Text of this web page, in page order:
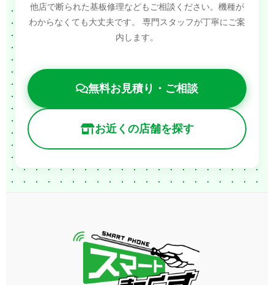
他店で断られた基板修理などもご相談ください。機種が
わからなくても大丈夫です。
専門スタッフが丁寧にご案
内します。
無料お見積り・ご相談
お近くの店舗を探す